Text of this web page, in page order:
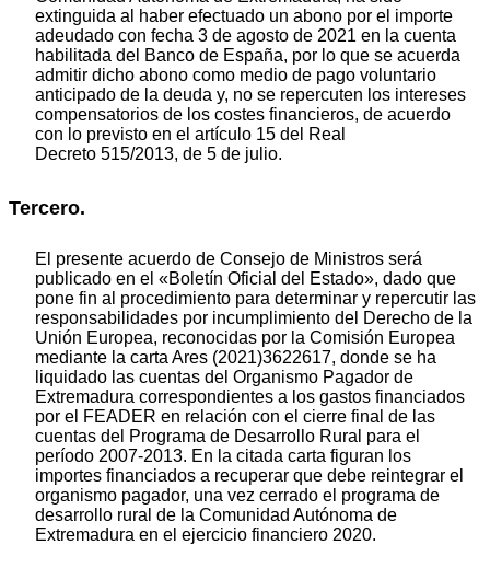
extinguida al haber efectuado un abono por el importe
adeudado con fecha 3 de agosto de 2021 en la cuenta
habilitada del Banco de España, por lo que se acuerda
admitir dicho abono como medio de pago voluntario
anticipado de la deuda y, no se repercuten los intereses
compensatorios de los costes financieros, de acuerdo
con lo previsto en el artículo 15 del Real
Decreto 515/2013, de 5 de julio.
Tercero.
El presente acuerdo de Consejo de Ministros será
publicado en el «Boletín Oficial del Estado», dado que
pone fin al procedimiento para determinar y repercutir las
responsabilidades por incumplimiento del Derecho de la
Unión Europea, reconocidas por la Comisión Europea
mediante la carta Ares (2021)3622617, donde se ha
liquidado las cuentas del Organismo Pagador de
Extremadura correspondientes a los gastos financiados
por el FEADER en relación con el cierre final de las
cuentas del Programa de Desarrollo Rural para el
período 2007-2013. En la citada carta figuran los
importes financiados a recuperar que debe reintegrar el
organismo pagador, una vez cerrado el programa de
desarrollo rural de la Comunidad Autónoma de
Extremadura en el ejercicio financiero 2020.